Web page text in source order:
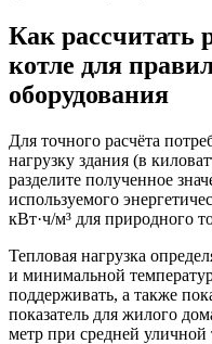
Как рассчитать
котле для
оборудования
Для точного расчёта
нагрузку здания (в
разделите полученное
используемого
кВт·ч/м³ для природного
Тепловая нагрузка
и минимальной
поддерживать, а также
показатель для жилого
метр при средней уличной